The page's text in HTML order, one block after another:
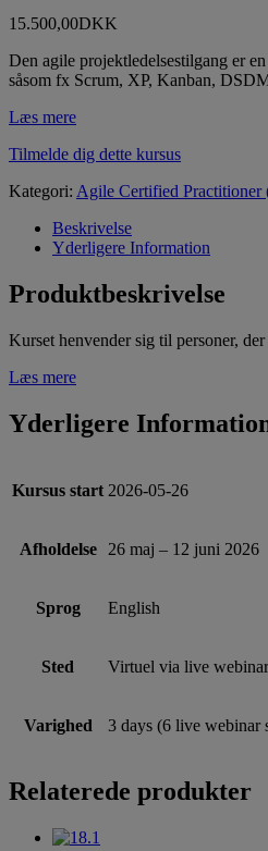
15.500,00DKK
Den agile projektledelsestilgang er
såsom fx Scrum, XP, Kanban,
Læs mere
Tilmelde dig dette kursus
Kategori: Agile Certified
Beskrivelse
Yderligere Information
Produktbeskrivelse
Kurset henvender sig til personer,
Læs mere
Yderligere
Kursus start 2026-05-26
Afholdelse 26 maj – 12 juni 2026
Sprog English
Sted Virtuel via live webinar
Varighed 3 days (6 live webinar
Relaterede produkter